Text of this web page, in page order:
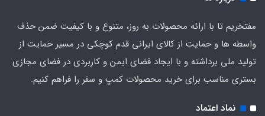
نماد اعتماد
مفتخریم تا با ارائه محصولات به روز، متنوع و با کیفیت ضمن حذف
واسطه ها و حمایت از کالای ایرانی قدم کوچکی در مسیر حمایت از
تولید ملی برداشته و با ایجاد فضای ایمن و کاربردی در فضای مجازی
بستری مناسب برای خرید محصولات کمپ و سفر را فراهم کنیم.